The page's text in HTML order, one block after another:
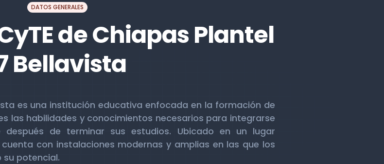
DATOS GENERALES
de Chiapas Plantel
Bellavista
es una institución educativa enfocada en la formación de
las habilidades y conocimientos necesarios para integrarse
de terminar sus estudios. Ubicado en un lugar
con instalaciones modernas y amplias en las que los
potencial.